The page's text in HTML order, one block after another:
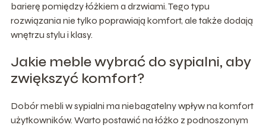
barierę pomiędzy łóżkiem a drzwiami. Tego typu
rozwiązania nie tylko poprawiają komfort, ale także dodają
wnętrzu stylu i klasy.
Jakie meble wybrać do sypialni, aby
zwiększyć komfort?
Dobór mebli w sypialni ma niebagatelny wpływ na komfort
użytkowników. Warto postawić na łóżko z podnoszonym